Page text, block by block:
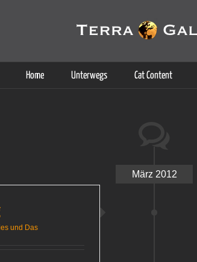
Home Unterwegs Cat Content
März 2012
und Das
der Dienste. Durch die Nutzung dieser
Weitere